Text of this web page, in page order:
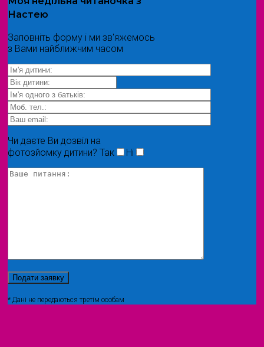
Настею
Заповніть форму і ми зв'яжемось
з Вами найближчим часом
Чи даєте Ви дозвіл на
фотозйомку дитини? Так Ні
* Дані не передаються третім особам